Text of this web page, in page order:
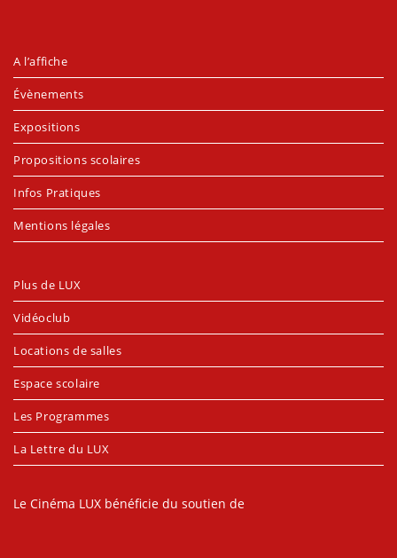
A l’affiche
Évènements
Expositions
Propositions scolaires
Infos Pratiques
Mentions légales
Plus de LUX
Vidéoclub
Locations de salles
Espace scolaire
Les Programmes
La Lettre du LUX
Le Cinéma LUX bénéficie du soutien de